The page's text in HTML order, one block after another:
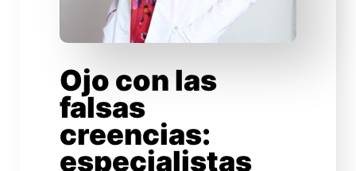
Ojo con las
falsas
creencias:
especialistas